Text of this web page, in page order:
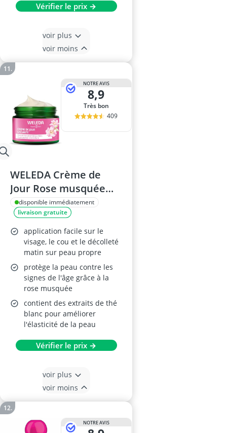
Vérifier le prix →
voir plus
voir moins
NOTRE AVIS
8,9
Très bon
409
WELEDA Crème de
Jour Rose musquée
40ml
disponible immédiatement
livraison gratuite
application facile sur le
visage, le cou et le décolleté
matin sur peau propre
protège la peau contre les
signes de l'âge grâce à la
rose musquée
contient des extraits de thé
blanc pour améliorer
l'élasticité de la peau
Vérifier le prix →
voir plus
voir moins
NOTRE AVIS